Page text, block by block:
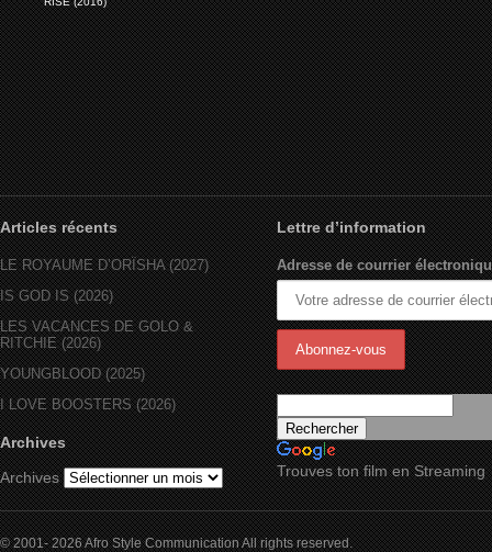
Articles récents
LE ROYAUME D’ORÏSHA (2027)
IS GOD IS (2026)
LES VACANCES DE GOLO &
RITCHIE (2026)
YOUNGBLOOD (2025)
I LOVE BOOSTERS (2026)
Archives
Archives
Lettre d’information
Adresse de courrier
Trouves ton film en Streaming
© 2001- 2026 Afro Style Communication All rights reserved.